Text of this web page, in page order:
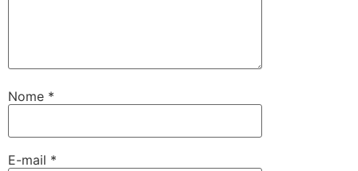
Nome *
E-mail *